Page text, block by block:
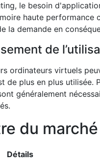
le besoin
haute performance
la demande en
de
ordinateurs virtuels
de plus en plus utilisée.
généralement
du marché
Détails